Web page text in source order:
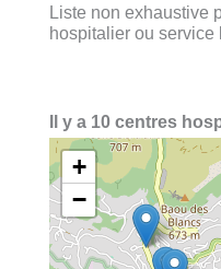
Liste non exhaustive
hospitalier ou service
Il y a 10 centres
+
−